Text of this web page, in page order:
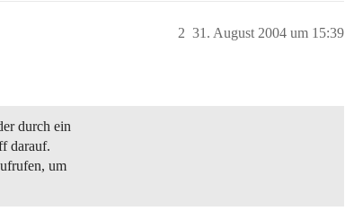
31. August 2004 um 15:39
2
durch ein
darauf.
um